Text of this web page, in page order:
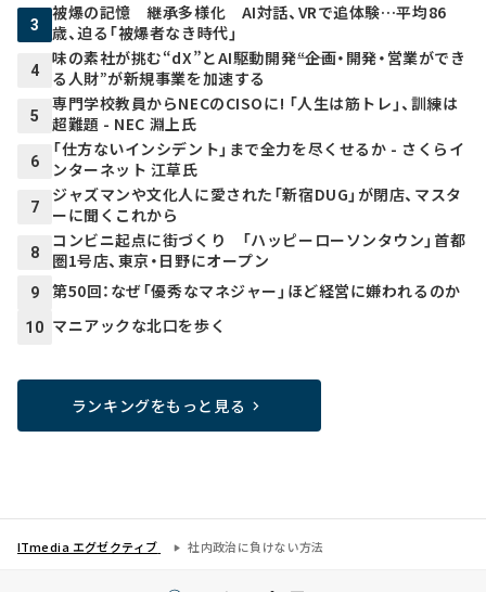
3
被爆の記憶 継承多様化 AI対話、VRで追体験…平均86
歳、迫る「被爆者なき時代」
4
味の素社が挑む“dX”とAI駆動開発――“企画・開発・営業ができ
る人財”が新規事業を加速する
5
専門学校教員からNECのCISOに! 「人生は筋トレ」、訓練は
超難題 - NEC 淵上氏
6
「仕方ないインシデント」まで全力を尽くせるか - さくらイ
ンターネット 江草氏
7
ジャズマンや文化人に愛された「新宿DUG」が閉店、マスタ
ーに聞くこれから
8
コンビニ起点に街づくり 「ハッピーローソンタウン」首都
圏1号店、東京・日野にオープン
9 第50回：なぜ「優秀なマネジャー」ほど経営に嫌われるのか
10 マニアックな北口を歩く
ランキングをもっと見る
ITmedia エグゼクティブ 社内政治に負けない方法